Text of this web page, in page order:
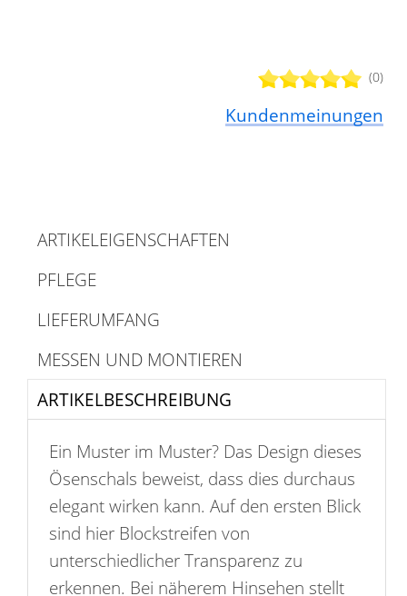
(0)
Kundenmeinungen
ARTIKELBESCHREIBUNG
ARTIKELEIGENSCHAFTEN
PFLEGE
LIEFERUMFANG
MESSEN UND MONTIEREN
Ein Muster im Muster? Das Design dieses
Ösenschals beweist, dass dies durchaus
elegant wirken kann. Auf den ersten Blick
sind hier Blockstreifen von
unterschiedlicher Transparenz zu
erkennen. Bei näherem Hinsehen stellt